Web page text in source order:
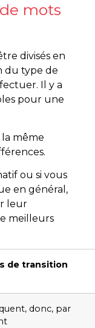
mots
divisés en
du type de
Il y a
pour une
même
ou si vous
en général,
leur
meilleurs
de transition
donc, par